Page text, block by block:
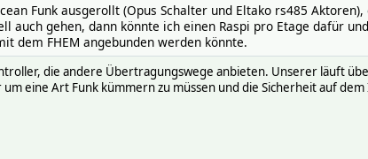
Funk ausgerollt (Opus Schalter und Eltako rs485
auch gehen, dann könnte ich einen Raspi pro Etage dafür
dem FHEM angebunden werden könnte.
die andere Übertragungswege anbieten. Unserer läuft
eine Art Funk kümmern zu müssen und die Sicherheit auf dem